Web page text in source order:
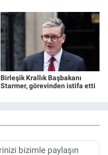
Birleşik Krallık Başbakanı
Starmer, görevinden istifa etti